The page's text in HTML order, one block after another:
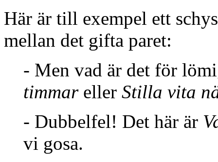
Här är till exempel ett
mellan det gifta paret:
- Men vad är det för
timmareller Stilla vita
- Dubbelfel! Det här är
vi gosa.